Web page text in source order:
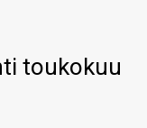
toukokuu